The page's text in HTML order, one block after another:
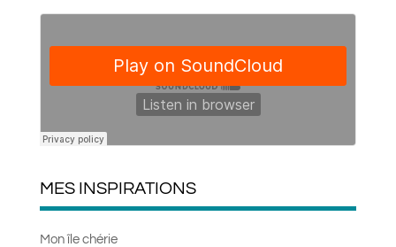
MES INSPIRATIONS
Mon île chérie